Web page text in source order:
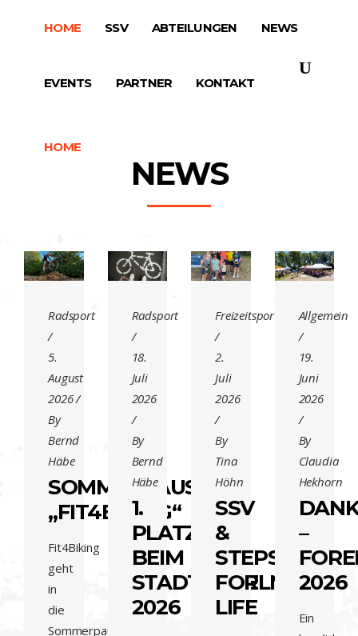
HOME
HOME SSV ABTEILUNGEN NEWS
EVENTS PARTNER KONTAKT
NEWS
Radsport
5.
August
2026
By
Bernd
Häbe
SOMMERPAUSE
„FIT4BIKING“
Fit4Biking
geht
in
die
Sommerpause
Radsport
18.
Juli
2026
By
Bernd
Häbe
1.
PLATZ
BEIM
STADTRADELN
2026
Freizeitsport
2.
Juli
2026
By
Tina
Höhn
SSV
&
STEPS
FOR
LIFE
Allgemein
19.
Juni
2026
By
Claudia
Hekhorn
–
2026
Ein